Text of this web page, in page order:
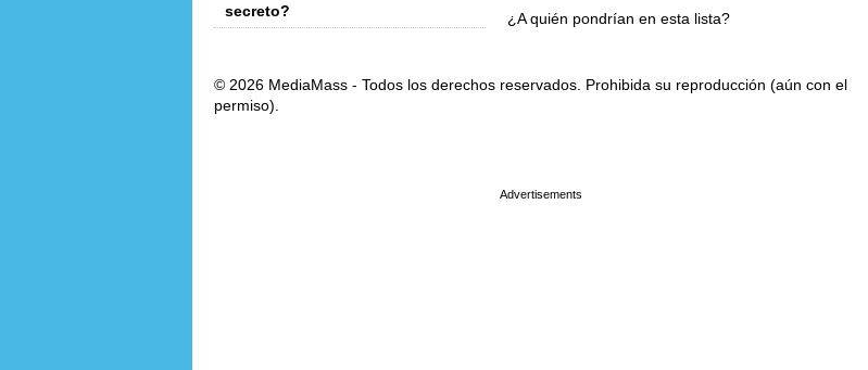
secreto?
¿A quién pondrían en esta lista?
© 2026 MediaMass - Todos los derechos reservados. Prohibida su reproducción (aún con el
permiso).